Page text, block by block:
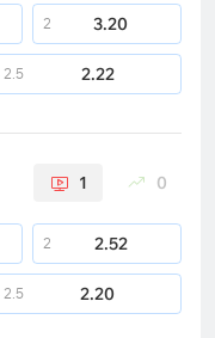
2 3.20
2.5 2.22
1 0
2 2.52
2.5 2.20